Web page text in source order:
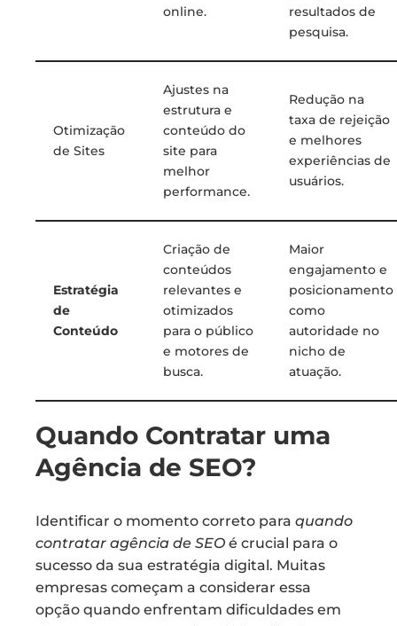
online.
resultados de
pesquisa.
Otimização
de Sites
Ajustes na
estrutura e
conteúdo do
site para
melhor
performance.
Redução na
taxa de rejeição
e melhores
experiências de
usuários.
Estratégia
de
Conteúdo
Criação de
conteúdos
relevantes e
otimizados
para o público
e motores de
busca.
Maior
engajamento e
posicionamento
como
autoridade no
nicho de
atuação.
Quando Contratar uma
Agência de SEO?
Identificar o momento correto para quando
contratar agência de SEO é crucial para o
sucesso da sua estratégia digital. Muitas
empresas começam a considerar essa
opção quando enfrentam dificuldades em